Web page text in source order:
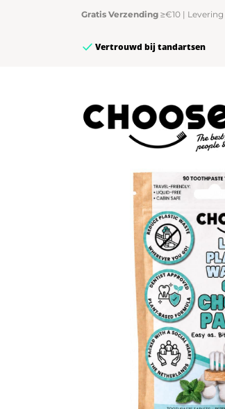
Gratis Verzending ≥€10 | Levering
Vertrouwd bij tandartsen